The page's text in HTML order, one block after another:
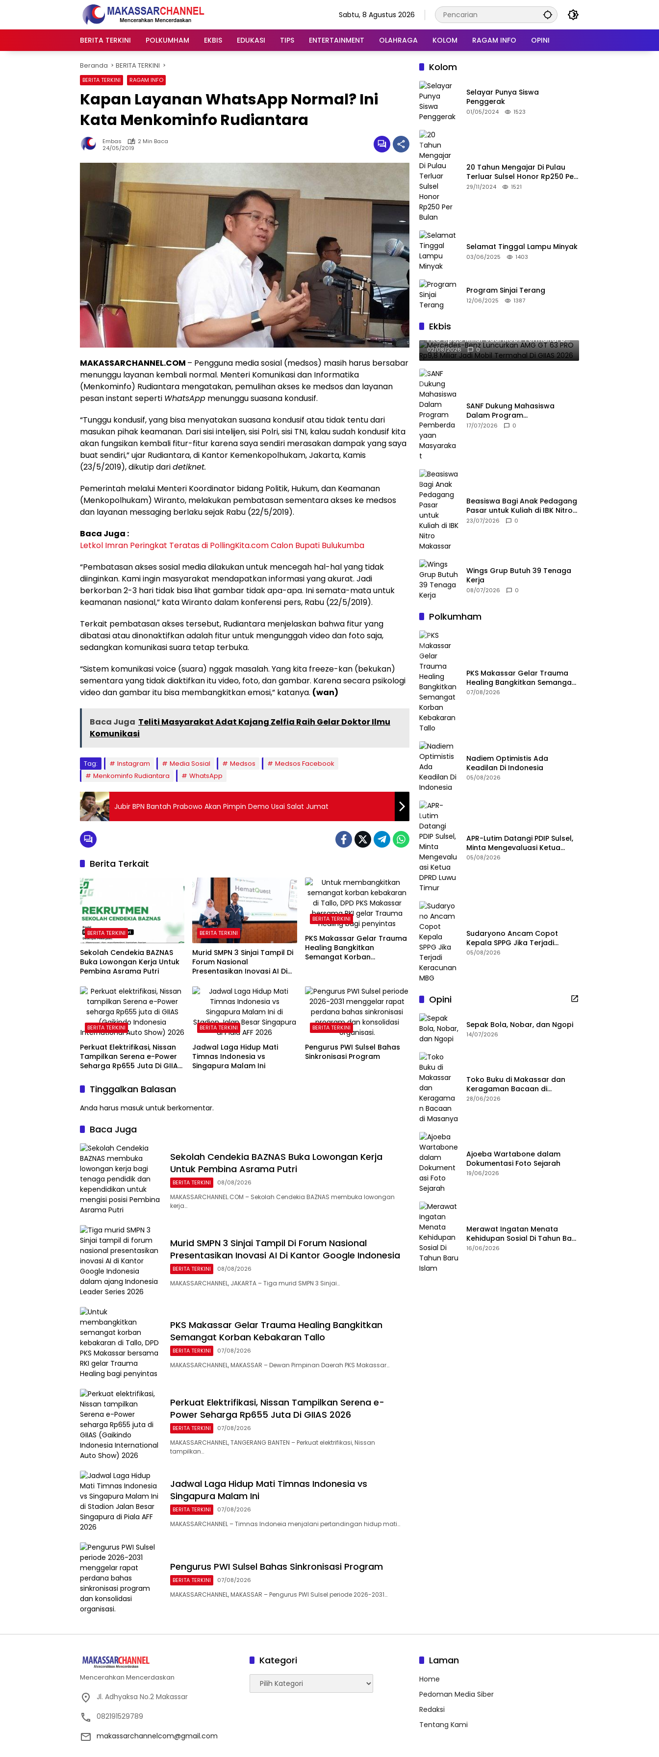
Sabtu, 8 Agustus 2026
BERITA TERKINI POLKUMHAM EKBIS EDUKASI TIPS ENTERTAINMENT OLAHRAGA KOLOM RAGAM INFO OPINI
Beranda BERITA TERKINI
BERITA TERKINI RAGAM INFO
Kapan Layanan WhatsApp Normal? Ini
Kata Menkominfo Rudiantara
Embas
2 Min Baca
24/05/2019
MAKASSARCHANNEL.COM – Pengguna media sosial (medsos) masih harus bersabar
menunggu layanan kembali normal. Menteri Komunikasi dan Informatika
(Menkominfo) Rudiantara mengatakan, pemulihan akses ke medsos dan layanan
pesan instant seperti WhatsApp menunggu suasana kondusif.
“Tunggu kondusif, yang bisa menyatakan suasana kondusif atau tidak tentu dari
masukan pihak keamanan. Dari sisi intelijen, sisi Polri, sisi TNI, kalau sudah kondusif kita
akan fungsikan kembali fitur-fitur karena saya sendiri merasakan dampak yang saya
buat sendiri,” ujar Rudiantara, di Kantor Kemenkopolhukam, Jakarta, Kamis
(23/5/2019), dikutip daridetiknet.
Pemerintah melalui Menteri Koordinator bidang Politik, Hukum, dan Keamanan
(Menkopolhukam) Wiranto, melakukan pembatasan sementara akses ke medsos
dan layanan messaging berlaku sejak Rabu (22/5/2019).
Baca Juga :
Letkol Imran Peringkat Teratas di PollingKita.com Calon Bupati Bulukumba
“Pembatasan akses sosial media dilakukan untuk mencegah hal-hal yang tidak
diinginkan. Kami ingin masyarakat mendapatkan informasi yang akurat. Jadi
berkorban 2-3 hari tidak bisa lihat gambar tidak apa-apa. Ini semata-mata untuk
keamanan nasional,” kata Wiranto dalam konferensi pers, Rabu (22/5/2019).
Terkait pembatasan akses tersebut, Rudiantara menjelaskan bahwa fitur yang
dibatasi atau dinonaktifkan adalah fitur untuk mengunggah video dan foto saja,
sedangkan komunikasi suara tetap terbuka.
“Sistem komunikasi voice (suara) nggak masalah. Yang kita freeze-kan (bekukan)
sementara yang tidak diaktifkan itu video, foto, dan gambar. Karena secara psikologi
video dan gambar itu bisa membangkitkan emosi,” katanya. (wan)
Baca Juga Teliti Masyarakat Adat Kajang Zelfia Raih Gelar Doktor Ilmu
Komunikasi
Tag: Instagram Media Sosial Medsos
Medsos Facebook
Menkominfo Rudiantara
WhatsApp
Jubir BPN Bantah Prabowo Akan Pimpin Demo Usai Salat Jumat
Berita Terkait
BERITA TERKINI
Sekolah Cendekia BAZNAS
Buka Lowongan Kerja Untuk
Pembina Asrama Putri
BERITA TERKINI
Murid SMPN 3 Sinjai Tampil Di
Forum Nasional
Presentasikan Inovasi AI Di
BERITA TERKINI
PKS Makassar Gelar Trauma
Healing Bangkitkan
Semangat Korban
BERITA TERKINI
Perkuat Elektrifikasi, Nissan
Tampilkan Serena e-Power
Seharga Rp655 Juta Di GIIAS
BERITA TERKINI
Jadwal Laga Hidup Mati
Timnas Indonesia vs
Singapura Malam Ini
BERITA TERKINI
Pengurus PWI Sulsel Bahas
Sinkronisasi Program
Tinggalkan Balasan
Anda harus masuk untuk berkomentar.
Baca Juga
Sekolah Cendekia BAZNAS Buka Lowongan Kerja
Untuk Pembina Asrama Putri
BERITA TERKINI 08/08/2026
MAKASSARCHANNEL.COM – Sekolah Cendekia BAZNAS membuka lowongan
kerja…
Murid SMPN 3 Sinjai Tampil Di Forum Nasional
Presentasikan Inovasi AI Di Kantor Google Indonesia
BERITA TERKINI 08/08/2026
MAKASSARCHANNEL, JAKARTA – Tiga murid SMPN 3 Sinjai…
PKS Makassar Gelar Trauma Healing Bangkitkan
Semangat Korban Kebakaran Tallo
BERITA TERKINI 07/08/2026
MAKASSARCHANNEL, MAKASSAR – Dewan Pimpinan Daerah PKS Makassar…
Perkuat Elektrifikasi, Nissan Tampilkan Serena e-
Power Seharga Rp655 Juta Di GIIAS 2026
BERITA TERKINI 07/08/2026
MAKASSARCHANNEL, TANGERANG BANTEN – Perkuat elektrifikasi, Nissan
tampilkan…
Jadwal Laga Hidup Mati Timnas Indonesia vs
Singapura Malam Ini
BERITA TERKINI 07/08/2026
MAKASSARCHANNEL – Timnas Indoneia menjalani pertandingan hidup mati…
Pengurus PWI Sulsel Bahas Sinkronisasi Program
BERITA TERKINI 07/08/2026
MAKASSARCHANNEL, MAKASSAR – Pengurus PWI Sulsel periode 2026-2031…
Kolom
Selayar Punya Siswa
Penggerak
01/05/2024 1523
20 Tahun Mengajar Di Pulau
Terluar Sulsel Honor Rp250 Per
Bulan
29/11/2024 1521
Selamat Tinggal Lampu Minyak
03/06/2025 1403
Program Sinjai Terang
12/06/2025 1387
Ekbis
Mercedes-Benz Luncurkan AMG GT 63
PRO Rp9,8 Miliar Jadi Mobil Termahal Di
GIIAS 2026
02/08/2026 0
SANF Dukung Mahasiswa
Dalam Program
Pemberdayaan Masyarakat
17/07/2026 0
Beasiswa Bagi Anak Pedagang
Pasar untuk Kuliah di IBK Nitro
Makassar
23/07/2026 0
Wings Grup Butuh 39 Tenaga
Kerja
08/07/2026 0
Polkumham
PKS Makassar Gelar Trauma
Healing Bangkitkan Semangat
Korban Kebakaran Tallo
07/08/2026
Nadiem Optimistis Ada
Keadilan Di Indonesia
05/08/2026
APR-Lutim Datangi PDIP Sulsel,
Minta Mengevaluasi Ketua
DPRD Luwu Timur
05/08/2026
Sudaryono Ancam Copot
Kepala SPPG Jika Terjadi
Keracunan MBG
05/08/2026
Opini
Sepak Bola, Nobar, dan Ngopi
14/07/2026
Toko Buku di Makassar dan
Keragaman Bacaan di
Masanya
28/06/2026
Ajoeba Wartabone dalam
Dokumentasi Foto Sejarah
19/06/2026
Merawat Ingatan Menata
Kehidupan Sosial Di Tahun Baru
Islam
16/06/2026
Mencerahkan Mencerdaskan
Jl. Adhyaksa No.2 Makassar
082191529789
makassarchannelcom@gmail.com
Kategori
Kategori
Laman
Home
Pedoman Media Siber
Redaksi
Tentang Kami